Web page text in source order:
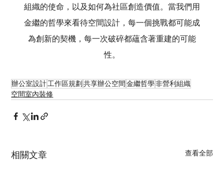
組織的使命，以及如何為社區創造價值。當我們用
金繼的哲學來看待空間設計，每一個挑戰都可能成
為創新的契機，每一次破碎都蘊含著重建的可能
性。
辦公室設計工作區規劃共享辦公空間金繼哲學非營利組織
空間室內裝修
相關文章 查看全部